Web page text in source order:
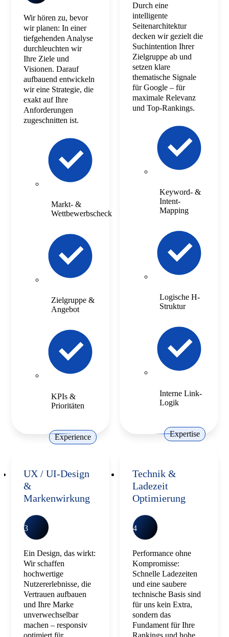
Wir hören zu, bevor
wir planen: In einer
tiefgehenden Analyse
durchleuchten wir
Ihre Ziele und
Visionen. Darauf
aufbauend entwickeln
wir eine Strategie, die
exakt auf Ihre
Anforderungen
zugeschnitten ist.
Markt- &
Wettbewerbscheck
Zielgruppe &
Angebot
KPIs &
Prioritäten
Experience
Durch eine
intelligente
Seitenarchitektur
decken wir gezielt die
Suchintention Ihrer
Zielgruppe ab und
setzen klare
thematische Signale
für Google – für
maximale Relevanz
und Top-Rankings.
Keyword- &
Intent-
Mapping
Logische H-
Struktur
Interne Link-
Logik
Expertise
UX / UI-Design
&
Markenwirkung
3
Ein Design, das wirkt:
Wir schaffen
hochwertige
Nutzererlebnisse, die
Vertrauen aufbauen
und Ihre Marke
unverwechselbar
machen – responsiv
Technik &
Ladezeit
Optimierung
4
Performance ohne
Kompromisse:
Schnelle Ladezeiten
und eine saubere
technische Basis sind
für uns kein Extra,
sondern das
Fundament für Ihre